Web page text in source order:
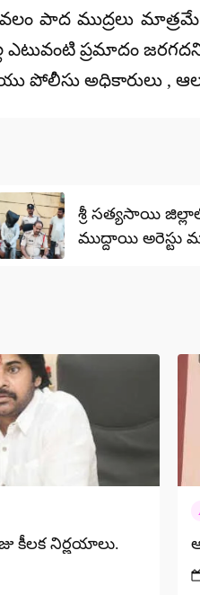
ముద్రలు మాత్రమే
ప్రమాదం
పోలీసు అధికారులు ,
శ్రీ సత్యసాయి
ముద్దాయి అరెస్టు
కీలక నిర్ణయాలు.